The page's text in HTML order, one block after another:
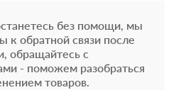
без помощи, мы
к обратной связи после
обращайтесь с
- поможем разобраться
товаров.